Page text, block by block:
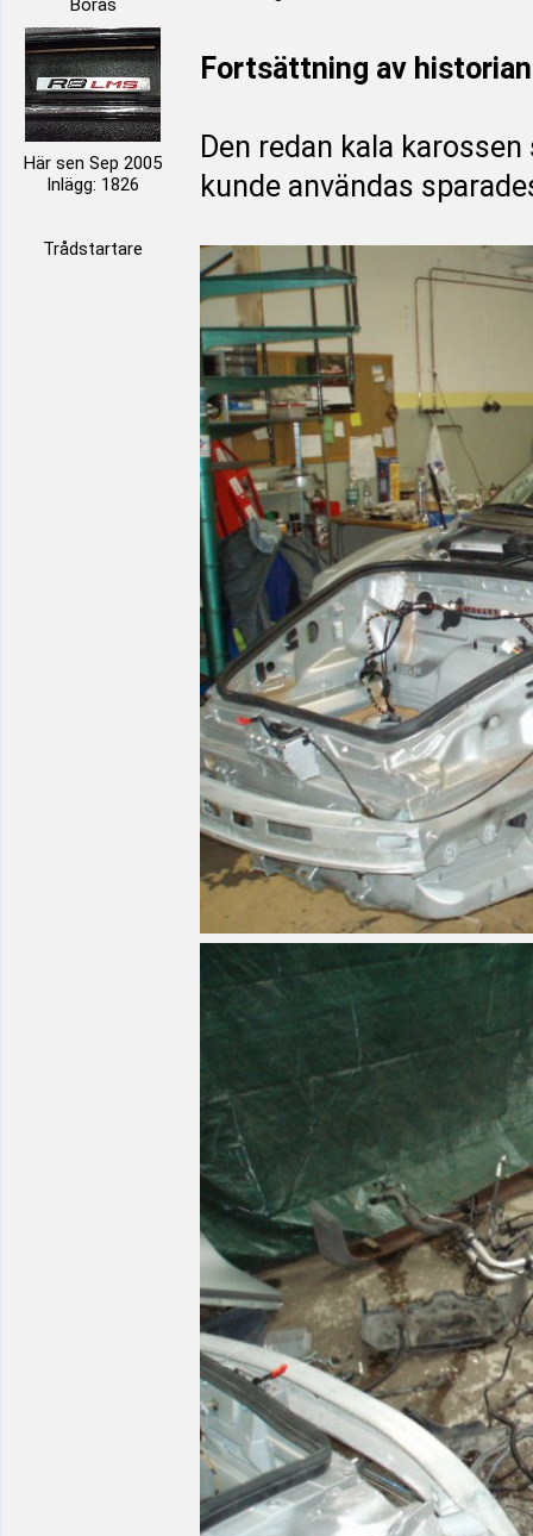
Borås
Här sen Sep 2005
Inlägg: 1826
Trådstartare
Fortsättning av
Den redan kala
kunde användas